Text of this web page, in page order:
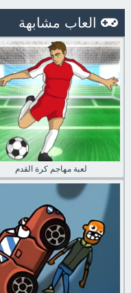
العاب مشابهة
لعبة مهاجم كرة القدم